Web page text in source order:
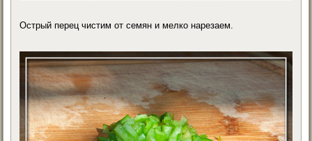
Острый перец чистим от семян и мелко нарезаем.